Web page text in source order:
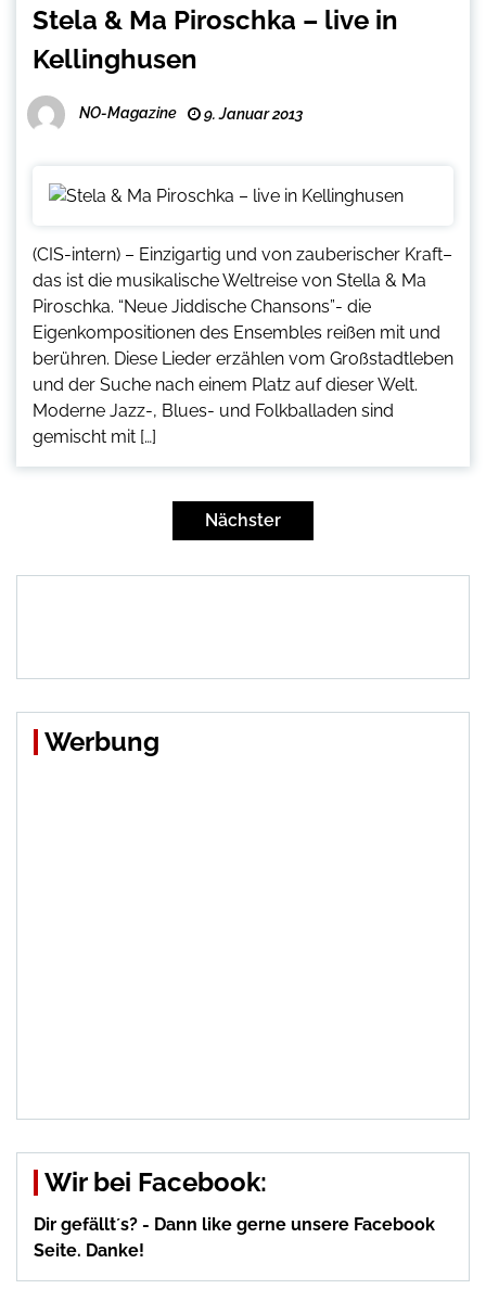
Stela & Ma Piroschka – live in
Kellinghusen
NO-Magazine 9. Januar 2013
(CIS-intern) – Einzigartig und von zauberischer Kraft–
das ist die musikalische Weltreise von Stella & Ma
Piroschka. “Neue Jiddische Chansons”- die
Eigenkompositionen des Ensembles reißen mit und
berühren. Diese Lieder erzählen vom Großstadtleben
und der Suche nach einem Platz auf dieser Welt.
Moderne Jazz-, Blues- und Folkballaden sind
gemischt mit […]
Nächster
Werbung
Wir bei Facebook:
Dir gefällt´s? - Dann like gerne unsere Facebook
Seite. Danke!